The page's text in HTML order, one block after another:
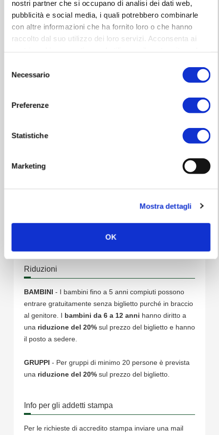
nostri partner che si occupano di analisi dei dati web,
pubblicità e social media, i quali potrebbero combinarle
con altre informazioni che ha fornito loro o che hanno
raccolto dal suo utilizzo dei loro servizi. Acconsenta ai
delNecessario
Preferenze
Statistiche
Marketing
Mostra dettagli
OK
Info biglietti
Poltronissima Platinum - € 95,00
Poltronissima Gold - €85,00
Poltronissima - €
Tribunette telescopiche numerate - €
Gradinata non numerata - €
Prevendite
Punti vendita autorizzatidalle ore 14:00 di giovedì 20
Riduzioni
BAMBINI - I bambini fino a 5 anni compiuti possono
entrare gratuitamente senza biglietto purché in braccio
al genitore. I bambini da 6 a 12 anni hanno diritto a
una riduzione del 20%sul prezzo del biglietto e hanno
il posto a sedere.
GRUPPI - Per gruppi di minimo 20 persone è prevista
una riduzione del 20%sul prezzo del biglietto.
Info per gli addetti stampa
Per le richieste di accredito stampa inviare una mail